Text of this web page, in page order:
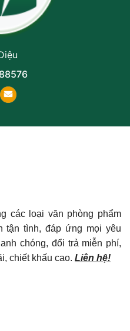
các loại văn phòng phẩm
tận tình, đáp ứng mọi yêu
chóng, đổi trả miễn phí,
chiết khấu cao. Liên hệ!